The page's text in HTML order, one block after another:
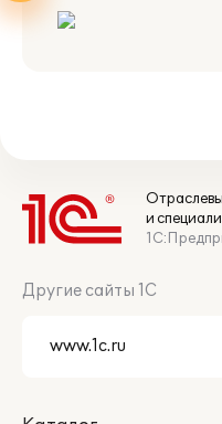
и
Другие сайты 1С